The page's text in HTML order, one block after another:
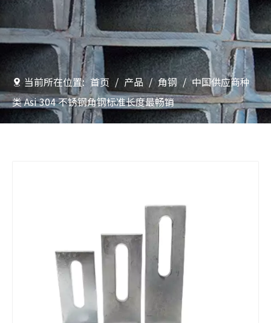
当前所在位置: 首页 / 产品 / 角钢 / 中国供应商种
类 Asi 304 不锈钢角钢标准长度最畅销